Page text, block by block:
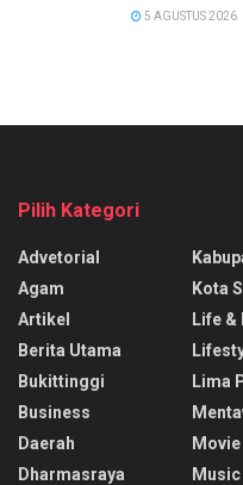
5 AGUSTUS 2026
Pilih Kategori
Advetorial
Agam
Artikel
Berita Utama
Bukittinggi
Business
Daerah
Dharmasraya
Kota
Life &
Lima
Movie
Music